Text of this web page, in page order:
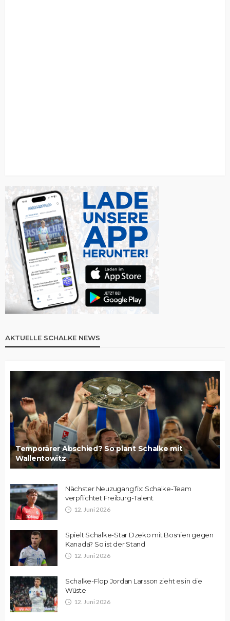
AKTUELLE SCHALKE NEWS
Temporärer Abschied? So plant Schalke mit
Wallentowitz
Nächster Neuzugang fix: Schalke-Team
verpflichtet Freiburg-Talent
12. Juni 2026
Spielt Schalke-Star Dzeko mit Bosnien gegen
Kanada? So ist der Stand
12. Juni 2026
Schalke-Flop Jordan Larsson zieht es in die
Wüste
12. Juni 2026